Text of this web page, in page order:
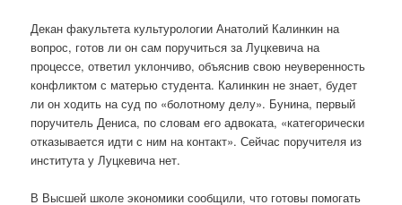
Декан факультета культурологии Анатолий Калинкин на
вопрос, готов ли он сам поручиться за Луцкевича на
процессе, ответил уклончиво, объяснив свою неуверенность
конфликтом с матерью студента. Калинкин не знает, будет
ли он ходить на суд по «болотному делу». Бунина, первый
поручитель Дениса, по словам его адвоката, «категорически
отказывается идти с ним на контакт». Сейчас поручителя из
института у Луцкевича нет.
В Высшей школе экономики сообщили, что готовы помогать